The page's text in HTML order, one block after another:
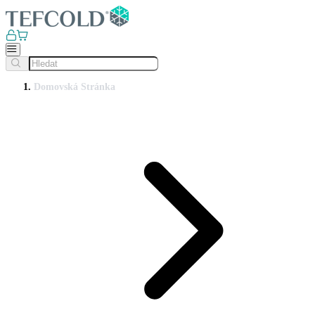
Domovská Stránka